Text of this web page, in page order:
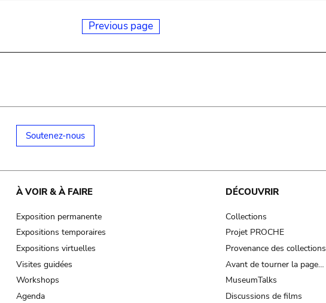
Previous page
Soutenez-nous
À VOIR & À FAIRE
Exposition permanente
Expositions temporaires
Expositions virtuelles
Visites guidées
Workshops
Agenda
DÉCOUVRIR
Collections
Projet PROCHE
Provenance des collections
Avant de tourner la page…
MuseumTalks
Discussions de films